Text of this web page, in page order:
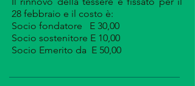
28 febbraio e il costo è:
Socio fondatore E 30,00
Socio sostenitore E 10,00
Socio Emerito da E 50,00